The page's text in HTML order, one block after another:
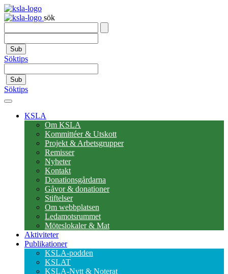
sök
Sub
Söktips
Sub
Söktips
KSLA
Om KSLA
Kommittéer & Utskott
Projekt & Arbetsgrupper
Remisser
Nyheter
Kontakt
Donationsgårdarna
Gåvor & donationer
Stiftelser
Om webbplatsen
Ledamotsrummet
Möteslokaler & Mat
Aktiviteter
Publikationer
KSLA-podden
KSLAT
KSLA-Nytt & Noterat